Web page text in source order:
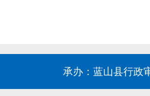
承办：蓝山县行政